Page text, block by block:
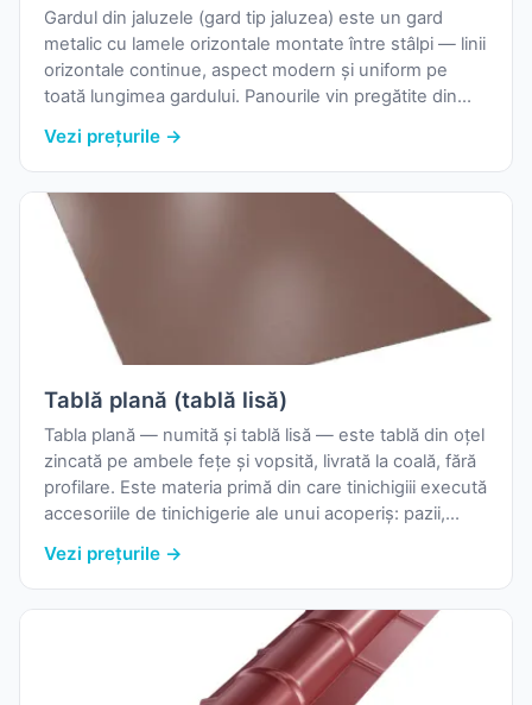
Gardul din jaluzele (gard tip jaluzea) este un gard
metalic cu lamele orizontale montate între stâlpi — linii
orizontale continue, aspect modern și uniform pe
toată lungimea gardului. Panourile vin pregătite din
aferente, astfel că montajul este mult mai rapid decât
la un gard din șipcă montată bucată cu bucată.
Vezi prețurile →
Tablă plană (tablă lisă)
Tabla plană — numită și tablă lisă — este tablă din oțel
zincată pe ambele fețe și vopsită, livrată la coală, fără
profilare. Este materia primă din care tinichigiii execută
accesoriile de tinichigerie ale unui acoperiș: pazii,
dimensiunile proiectului. Se folosește și la împrejmuiri
sau la diverse confecții metalice decorative.
Vezi prețurile →